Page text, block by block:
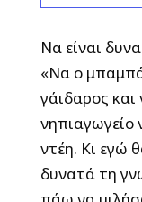
Να είναι
«Να ο
γάιδαρος και
νηπιαγωγείο
ντέη. Κι εγώ
δυνατά τη